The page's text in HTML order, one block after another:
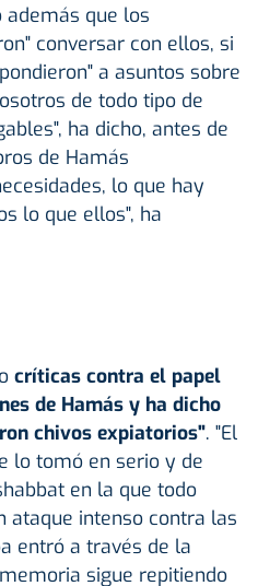
además que los
conversar con ellos, si
a asuntos sobre
de todo tipo de
ha dicho, antes de
de Hamás
lo que hay
lo que ellos", ha
críticas contra el papel
de Hamás y ha dicho
chivos expiatorios". "El
lo tomó en serio y de
en la que todo
ataque intenso contra las
entró a través de la
sigue repitiendo